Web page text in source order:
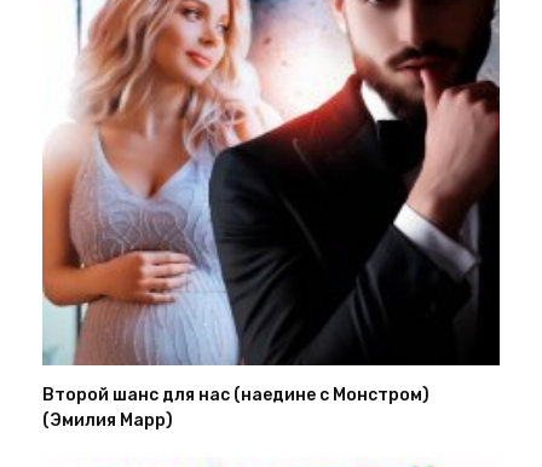
Второй шанс для нас (наедине с Монстром)
(Эмилия Марр)